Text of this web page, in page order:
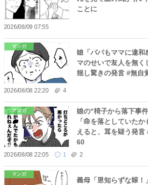
ことに
2026/08/09 07:55
マンガ
娘「パパもママに違和
マのせいで友人を無
揺し驚きの発言 #無自
2026/08/08 22:20 4
マンガ
娘の"椅子から落下事
「命を落としていた
えると、耳を疑う発
60
2026/08/08 22:05 1 2
マンガ
義母「恩知らずな嫁！